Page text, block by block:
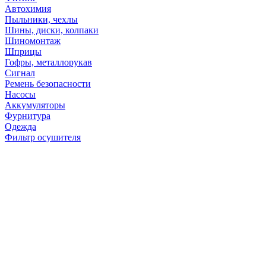
Автохимия
Пыльники, чехлы
Шины, диски, колпаки
Шиномонтаж
Шприцы
Гофры, металлорукав
Сигнал
Ремень безопасности
Насосы
Аккумуляторы
Фурнитура
Одежда
Фильтр осушителя